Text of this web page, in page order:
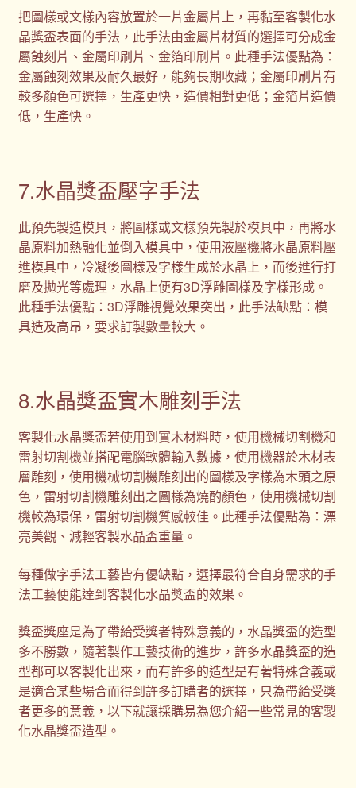
把圖樣或文樣內容放置於一片金屬片上，再黏至客製化水
晶獎盃表面的手法，此手法由金屬片材質的選擇可分成金
屬蝕刻片、金屬印刷片、金箔印刷片。此種手法優點為：
金屬蝕刻效果及耐久最好，能夠長期收藏；金屬印刷片有
較多顏色可選擇，生產更快，造價相對更低；金箔片造價
低，生產快。
7.水晶獎盃壓字手法
此預先製造模具，將圖樣或文樣預先製於模具中，再將水
晶原料加熱融化並倒入模具中，使用液壓機將水晶原料壓
進模具中，冷凝後圖樣及字樣生成於水晶上，而後進行打
磨及拋光等處理，水晶上便有3D浮雕圖樣及字樣形成。
此種手法優點：3D浮雕視覺效果突出，此手法缺點：模
具造及高昂，要求訂製數量較大。
8.水晶獎盃實木雕刻手法
客製化水晶獎盃若使用到實木材料時，使用機械切割機和
雷射切割機並搭配電腦軟體輸入數據，使用機器於木材表
層雕刻，使用機械切割機雕刻出的圖樣及字樣為木頭之原
色，雷射切割機雕刻出之圖樣為燒酌顏色，使用機械切割
機較為環保，雷射切割機質感較佳。此種手法優點為：漂
亮美觀、減輕客製水晶盃重量。
每種做字手法工藝皆有優缺點，選擇最符合自身需求的手
法工藝便能達到客製化水晶獎盃的效果。
獎盃獎座是為了帶給受獎者特殊意義的，水晶獎盃的造型
多不勝數，隨著製作工藝技術的進步，許多水晶獎盃的造
型都可以客製化出來，而有許多的造型是有著特殊含義或
是適合某些場合而得到許多訂購者的選擇，只為帶給受獎
者更多的意義，以下就讓採購易為您介紹一些常見的客製
化水晶獎盃造型。